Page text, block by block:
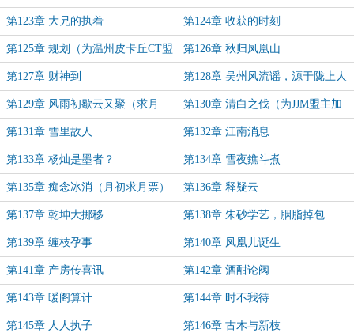
第123章 大兄的执着 第124章 收获的时刻
第125章 规划（为温州皮卡丘CT盟
主加更）
第126章 秋归凤凰山
第127章 财神到 第128章 吴州风流谣，源于陇上人
第129章 风雨初歇云又聚（求月
票）
第130章 清白之伐（为JJM盟主加
更）
第131章 雪里故人 第132章 江南消息
第133章 杨灿是墨者？ 第134章 雪夜鐎斗煮
第135章 痴念冰消（月初求月票） 第136章 释疑云
第137章 乾坤大挪移 第138章 朱砂学艺，胭脂掉包
第139章 缠枝孕事 第140章 凤凰儿诞生
第141章 产房传喜讯 第142章 酒酣论阀
第143章 暖阁算计 第144章 时不我待
第145章 人人执子 第146章 古木与新枝